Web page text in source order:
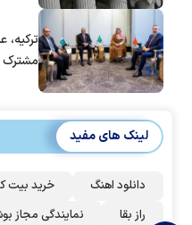
ترکیه،
مشترک
لینک های مفید
دانلود اهنگ خرید بیت
راز بقا
نمایندگی مجاز